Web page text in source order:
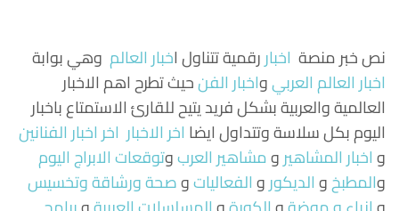
نص خبر منصة اخباررقمية تتناولاخبار العالم وهي بوابة
اخبار العالم العربيواخبار الفنحيث تطرح اهم الاخبار
العالمية والعربية بشكل فريد يتيح للقارئ الاستمتاع باخبار
اليوم بكل سلاسة وتتداول ايضا اخر الاخبار اخر اخبار الفنانين
واخبار المشاهيرومشاهير العربوتوقعات الابراج اليوم
والمطبخوالديكوروالفعالياتوصحة ورشاقة وتخسيس